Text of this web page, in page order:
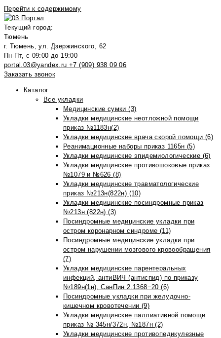
Перейти к содержимому
Текущий город:
Тюмень
г. Тюмень, ул. Дзержинского, 62
Пн-Пт, с 09:00 до 19:00
portal.03@yandex.ru +7 (909) 938 09 06
Заказать звонок
Каталог
Все укладки
Медицинские сумки (3)
Укладки медицинские неотложной помощи
приказ №1183н(2)
Укладки медицинские врача скорой помощи (6)
Реанимационные наборы приказ 1165н (5)
Укладки медицинские эпидемиологические (6)
Укладки медицинские противошоковые приказ
№1079 и №626 (8)
Укладки медицинские травматологические
приказ №213н(822н) (10)
Укладки медицинские посиндромные приказ
№213н (822н) (3)
Посиндромные медицинские укладки при
остром коронарном синдроме (11)
Посиндромные медицинские укладки при
остром нарушении мозгового кровообращения
(7)
Укладки медицинские парентеральных
инфекций, антиВИЧ (антиспид) по приказу
№189н(1н), СанПин 2.1368−20 (6)
Посиндромные укладки при желудочно-
кишечном кровотечении (9)
Укладки медицинские паллиативной помощи
приказ № 345н/372н, №187н (2)
Укладки медицинские противопедикулезные